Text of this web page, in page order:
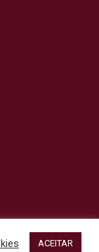
ACEITAR